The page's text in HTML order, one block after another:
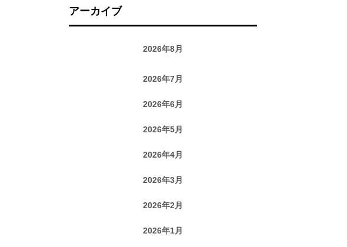
アーカイブ
2026年8月
2026年7月
2026年6月
2026年5月
2026年4月
2026年3月
2026年2月
2026年1月